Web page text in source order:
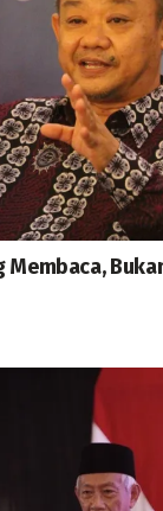
Membaca,